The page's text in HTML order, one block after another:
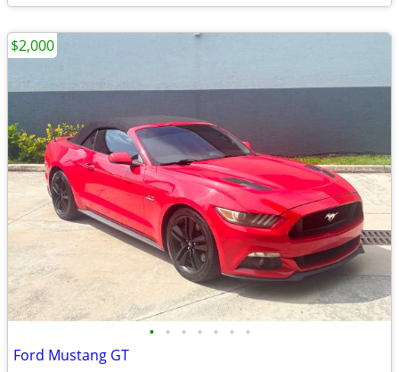
• • • • • • •
Ford Mustang GT
$2,000